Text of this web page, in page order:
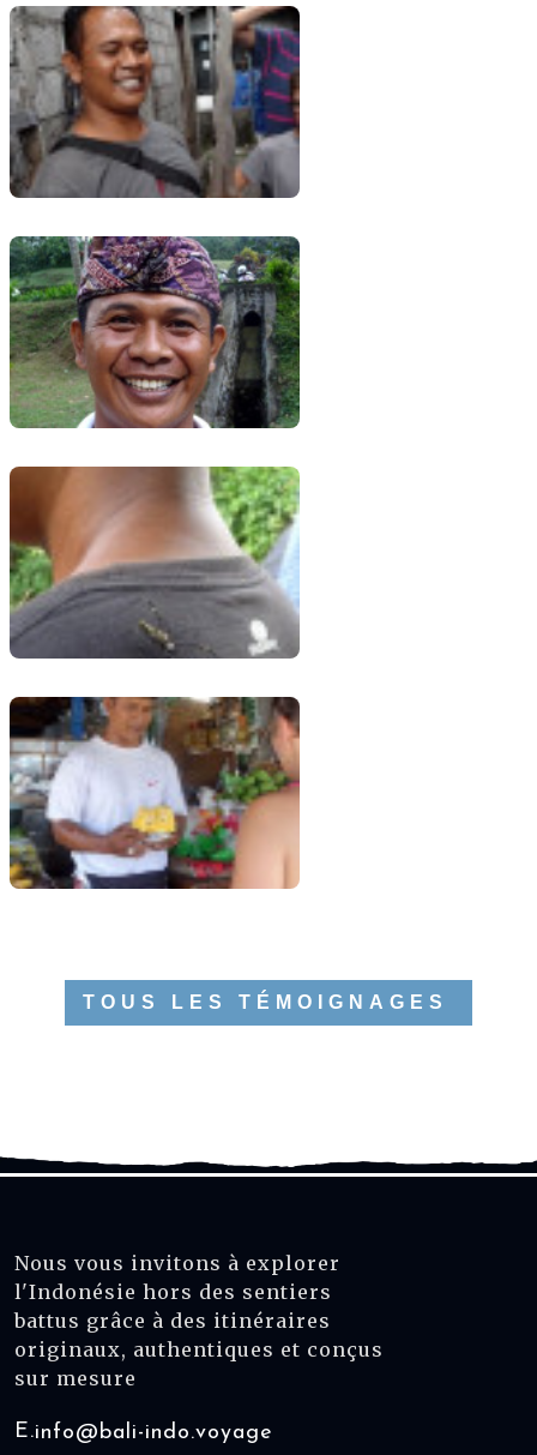
TOUS LES TÉMOIGNAGES
Nous vous invitons à explorer
l'Indonésie hors des sentiers
battus grâce à des itinéraires
originaux, authentiques et conçus
sur mesure
E.info@bali-indo.voyage